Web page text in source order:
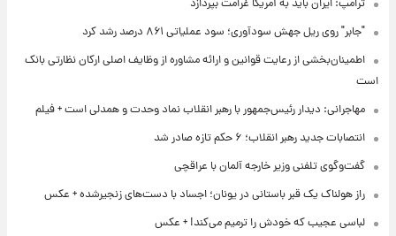
ترامپ: ایران باید به آمریکا غرامت بپردازد
"جابر" روی ریل جهش سودآوری؛ سود عملیاتی ۸۶۱ درصد رشد کرد
اطمینان‌بخشی از رعایت قوانین و ارائه مشاوره از وظایف اصلی ارکان نظارتی بانک
است
مهاجرانی: دیدار رئیس‌جمهور با رهبر انقلاب نماد وحدت و همدلی است + فیلم
انتصابات جدید رهبر انقلاب؛ ۶ حکم تازه صادر شد
گفت‌وگوی تلفنی وزیر خارجه آلمان با عراقچی
راز هولناک یک قبر باستانی در یونان؛ اجساد با دست‌های زنجیرشده + عکس
لباسی عجیب که خودش را ترمیم می‌کند! + عکس